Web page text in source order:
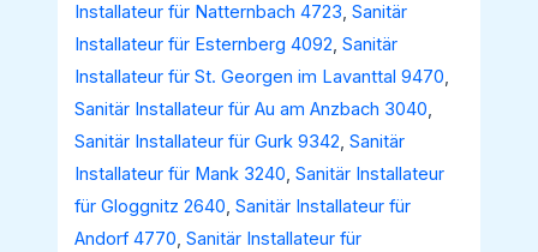
Installateur für Natternbach 4723,Sanitär
Installateur für Esternberg 4092,Sanitär
Installateur für St. Georgen im Lavanttal 9470,
Sanitär Installateur für Au am Anzbach 3040,
Sanitär Installateur für Gurk 9342,Sanitär
Installateur für Mank 3240,Sanitär Installateur
für Gloggnitz 2640,Sanitär Installateur für
Andorf 4770,Sanitär Installateur für